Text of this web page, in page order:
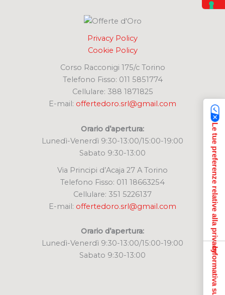
Privacy Policy
Cookie Policy
Corso Racconigi 175/c Torino
Telefono Fisso: 011 5851774
Cellulare: 388 1871825
E-mail: offertedoro.srl@gmail.com
Orario d’apertura:
Lunedì-Venerdì 9:30-13:00/15:00-19:00
Sabato 9:30-13:00
Via Principi d’Acaja 27 A Torino
Telefono Fisso: 011 18663254
Cellulare: 351 5226137
E-mail: offertedoro.srl@gmail.com
Orario d’apertura:
Lunedì-Venerdì 9:30-13:00/15:00-19:00
Sabato 9:30-13:00
Le tue preferenze relative alla privacy